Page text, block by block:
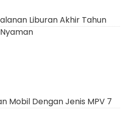
Liburan Akhir Tahun
Mobil Dengan Jenis MPV 7